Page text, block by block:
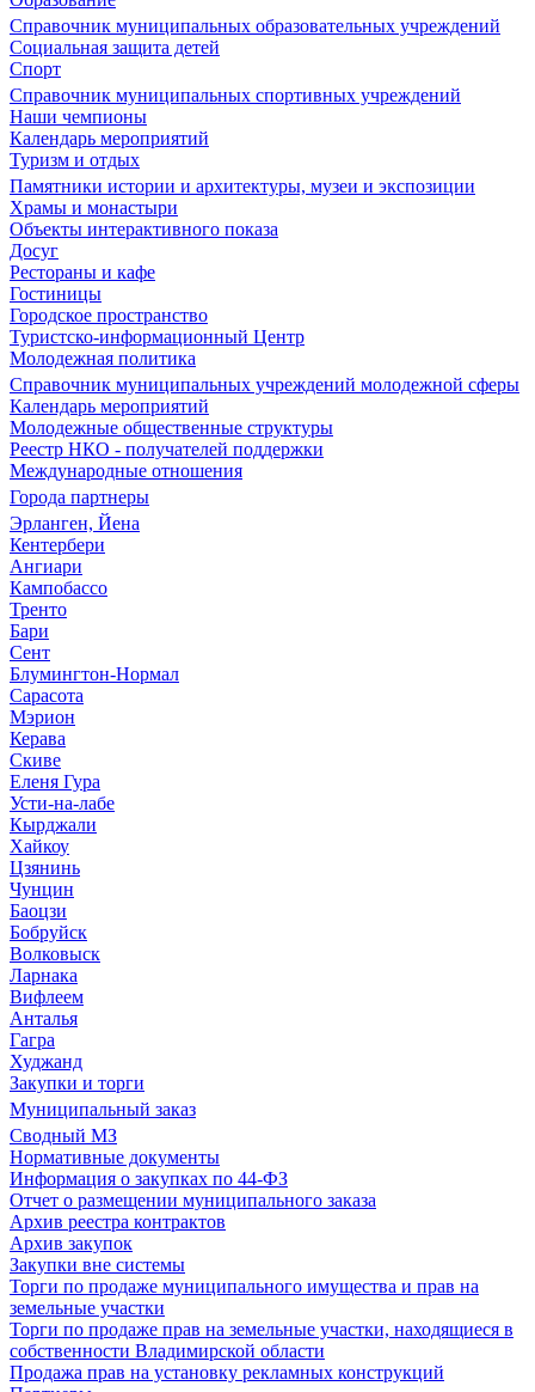
Справочник муниципальных образовательных учреждений
Социальная защита детей
Спорт
Справочник муниципальных спортивных учреждений
Наши чемпионы
Календарь мероприятий
Туризм и отдых
Памятники истории и архитектуры, музеи и экспозиции
Храмы и монастыри
Объекты интерактивного показа
Досуг
Рестораны и кафе
Гостиницы
Городское пространство
Туристско-информационный Центр
Молодежная политика
Справочник муниципальных учреждений молодежной сферы
Календарь мероприятий
Молодежные общественные структуры
Реестр НКО - получателей поддержки
Международные отношения
Города партнеры
Эрланген, Йена
Кентербери
Ангиари
Кампобассо
Тренто
Бари
Сент
Блумингтон-Нормал
Сарасота
Мэрион
Керава
Скиве
Еленя Гура
Усти-на-лабе
Кырджали
Хайкоу
Цзянинь
Чунцин
Баоцзи
Бобруйск
Волковыск
Ларнака
Вифлеем
Анталья
Гагра
Худжанд
Закупки и торги
Муниципальный заказ
Сводный МЗ
Нормативные документы
Информация о закупках по 44-ФЗ
Отчет о размещении муниципального заказа
Архив реестра контрактов
Архив закупок
Закупки вне системы
Торги по продаже муниципального имущества и прав на
земельные участки
Торги по продаже прав на земельные участки, находящиеся в
собственности Владимирской области
Продажа прав на установку рекламных конструкций